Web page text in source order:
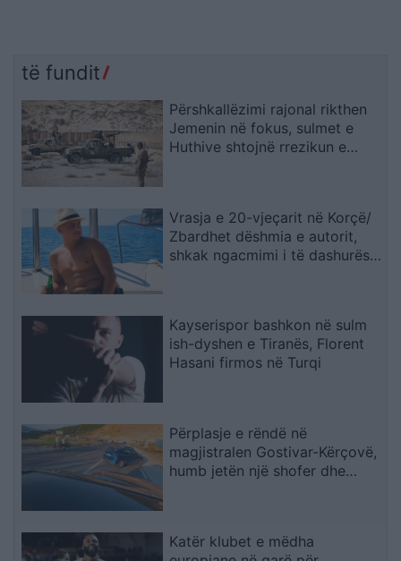
të fundit
Përshkallëzimi rajonal rikthen
Jemenin në fokus, sulmet e
Huthive shtojnë rrezikun e
Vrasja e 20-vjeçarit në Korçë/
Zbardhet dëshmia e autorit,
shkak ngacmimi i të dashurës
Kayserispor bashkon në sulm
ish-dyshen e Tiranës, Florent
Hasani firmos në Turqi
Përplasje e rëndë në
magjistralen Gostivar-Kërçovë,
humb jetën një shofer dhe
Katër klubet e mëdha